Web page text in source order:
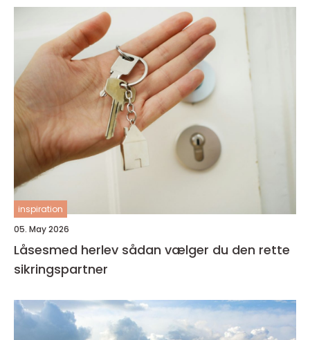
inspiration
05. May 2026
Låsesmed herlev sådan vælger du den rette
sikringspartner